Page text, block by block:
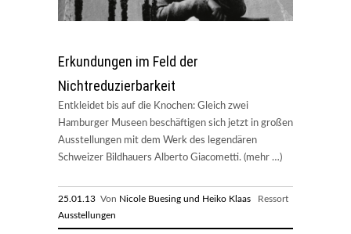
Erkundungen im Feld der
Nichtreduzierbarkeit
Entkleidet bis auf die Knochen: Gleich zwei
Hamburger Museen beschäftigen sich jetzt in großen
Ausstellungen mit dem Werk des legendären
Schweizer Bildhauers Alberto Giacometti. (mehr …)
25.01.13 Von Nicole Buesing und Heiko Klaas Ressort
Ausstellungen